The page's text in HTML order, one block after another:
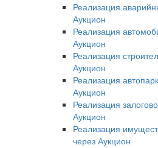
Реализация
Аукцион
Реализация
Аукцион
Реализация
Аукцион
Реализация
Аукцион
Реализация
Аукцион
Реализация
через Аукцион